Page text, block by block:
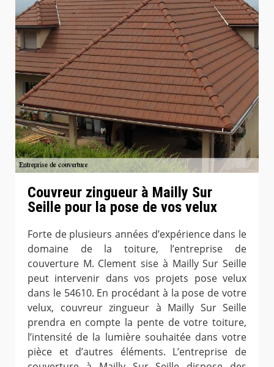
Couvreur zingueur à Mailly Sur
Seille pour la pose de vos velux
Forte de plusieurs années d’expérience dans le
domaine de la toiture, l’entreprise de
couverture M. Clement sise à Mailly Sur Seille
peut intervenir dans vos projets pose velux
dans le 54610. En procédant à la pose de votre
velux, couvreur zingueur à Mailly Sur Seille
prendra en compte la pente de votre toiture,
l’intensité de la lumière souhaitée dans votre
pièce et d’autres éléments. L’entreprise de